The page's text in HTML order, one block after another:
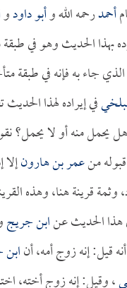
أحمدرحمه الله وأبو داودو
بهذا الحديث وهو في
جاء به فإنه في طبقة
في إيراده لهذا
يحمل منه أو لا يحمل؟
منعمر بن هارون
وثمة قرينة هنا، وهذه
الحديث عنابن جريج
قيل: إنه زوج أمه، أن
، وقيل: إنه زوج أخته،